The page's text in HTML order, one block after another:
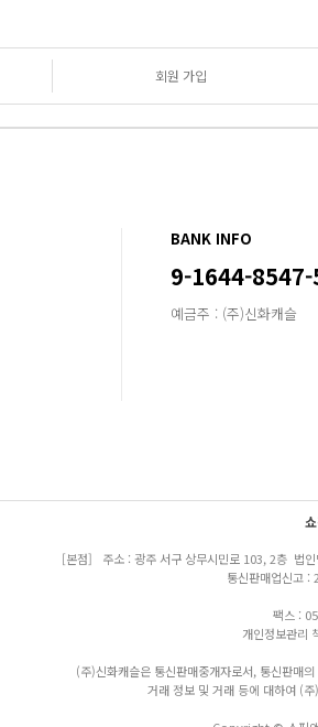
회원 가입
BANK INFO
9-1644-8547-
예금주 : (주)신화캐슬
[본점] 주소 : 광주 서구 상무시민로 103, 2층 법
통신판매업신고 :
팩스 :
개인정보관리
(주)신화캐슬은 통신판매중개자로서, 통신판매
거래 정보 및 거래 등에 대하여 (